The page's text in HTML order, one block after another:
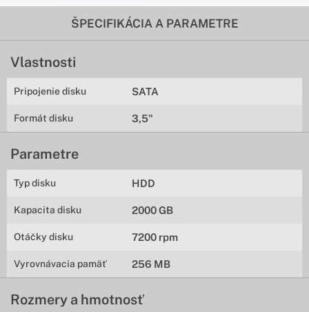
ŠPECIFIKÁCIA A PARAMETRE
Vlastnosti
Pripojenie disku SATA
Formát disku 3,5"
Parametre
Typ disku HDD
Kapacita disku 2000 GB
Otáčky disku 7200 rpm
Vyrovnávacia pamäť 256 MB
Rozmery a hmotnosť